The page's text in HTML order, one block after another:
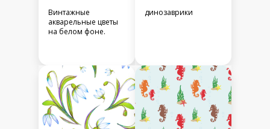
Винтажные
акварельные цветы
на белом фоне.
динозаврики